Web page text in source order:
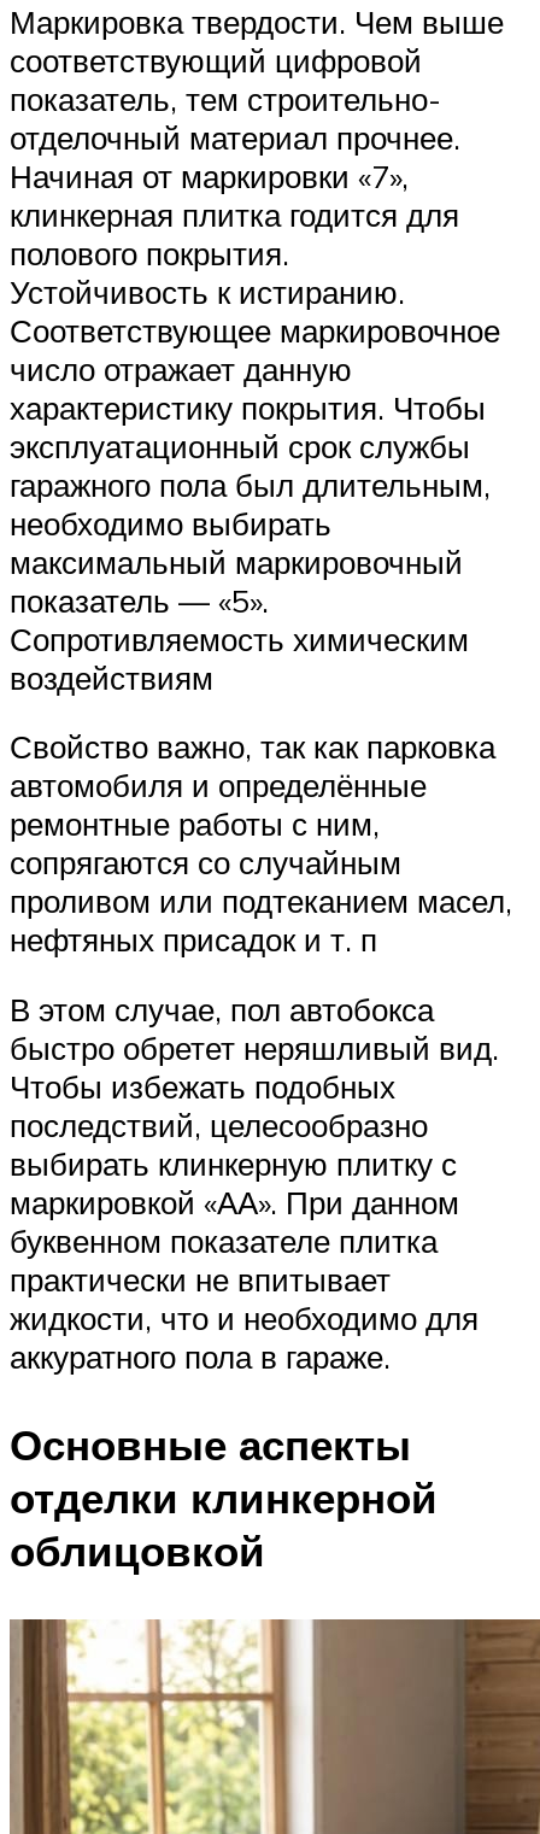
Маркировка твердости. Чем выше
соответствующий цифровой
показатель, тем строительно-
отделочный материал прочнее.
Начиная от маркировки «7»,
клинкерная плитка годится для
полового покрытия.
Устойчивость к истиранию.
Соответствующее маркировочное
число отражает данную
характеристику покрытия. Чтобы
эксплуатационный срок службы
гаражного пола был длительным,
необходимо выбирать
максимальный маркировочный
показатель — «5».
Сопротивляемость химическим
воздействиям
Свойство важно, так как парковка
автомобиля и определённые
ремонтные работы с ним,
сопрягаются со случайным
проливом или подтеканием масел,
нефтяных присадок и т. п
В этом случае, пол автобокса
быстро обретет неряшливый вид.
Чтобы избежать подобных
последствий, целесообразно
выбирать клинкерную плитку с
маркировкой «АА». При данном
буквенном показателе плитка
практически не впитывает
жидкости, что и необходимо для
аккуратного пола в гараже.
Основные аспекты
отделки клинкерной
облицовкой